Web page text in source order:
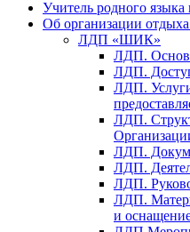
Учитель родного
Об организации
ЛДП «ШИК»
ЛДП.
ЛДП.
ЛДП.
ЛДП.
ЛДП.
ЛДП.
ЛДП.
ЛДП.
и